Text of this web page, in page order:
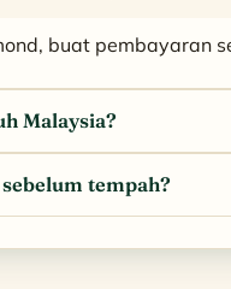
buat pembayaran
Malaysia?
tempah?